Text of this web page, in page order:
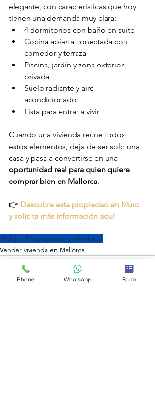
elegante, con características que hoy
tienen una demanda muy clara:
4 dormitorios con baño en suite
Cocina abierta conectada con
comedor y terraza
Piscina, jardín y zona exterior
privada
Suelo radiante y aire
acondicionado
Lista para entrar a vivir
Cuando una vivienda reúne todos
estos elementos, deja de ser solo una
casa y pasa a convertirse en una
oportunidad real para quien quiere
comprar bien en Mallorca.
👉 Descubre esta propiedad en Muro
y solicita más información aquí
MallorcaPropiedades en Mallorca
Vender vivienda en Mallorca
Phone Whatsapp Form